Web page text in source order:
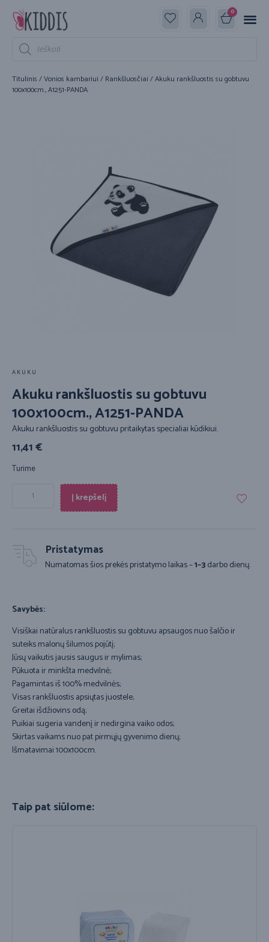
0
Titulinis /Vonios kambariui / Rankšluosčiai / Akuku rankšluostis su gobtuvu
100x100cm., A1251-PANDA
AKUKU
Akuku rankšluostis su gobtuvu
100x100cm., A1251-PANDA
Akuku rankšluostis su gobtuvu pritaikytas specialiai kūdikiui.
11,41€
Turime
Į krepšelį
Pristatymas
Numatomas šios prekės pristatymo laikas –1–3darbo dienų.
Savybės:
Visiškai natūralus rankšluostis su gobtuvu apsaugos nuo šalčio ir
suteiks malonų šilumos pojūtį;
Jūsų vaikutis jausis saugus ir mylimas;
Pūkuota ir minkšta medvilnė;
Pagamintas iš 100% medvilnės;
Visas rankšluostis apsiųtas juostele;
Greitai išdžiovins odą;
Puikiai sugeria vandenį ir nedirgina vaiko odos;
Skirtas vaikams nuo pat pirmųjų gyvenimo dienų;
Išmatavimai 100x100cm.
Taip pat siūlome: